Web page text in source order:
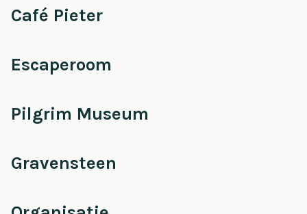
Café Pieter
Escaperoom
Pilgrim Museum
Gravensteen